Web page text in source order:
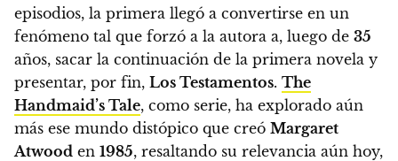
episodios, la primera llegó a convertirse en un
fenómeno tal que forzó a la autora a, luego de 35
años, sacar la continuación de la primera novela y
presentar, por fin, Los Testamentos. The
Handmaid’s Tale, como serie, ha explorado aún
más ese mundo distópico que creó Margaret
Atwood en 1985, resaltando su relevancia aún hoy,